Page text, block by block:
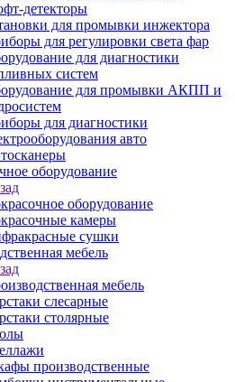
детекторы
для промывки инжектора
для регулировки света фар
для диагностики
систем
для промывки АКПП и
для диагностики
авто
оборудование
оборудование
камеры
сушки
мебель
мебель
слесарные
столярные
производственные